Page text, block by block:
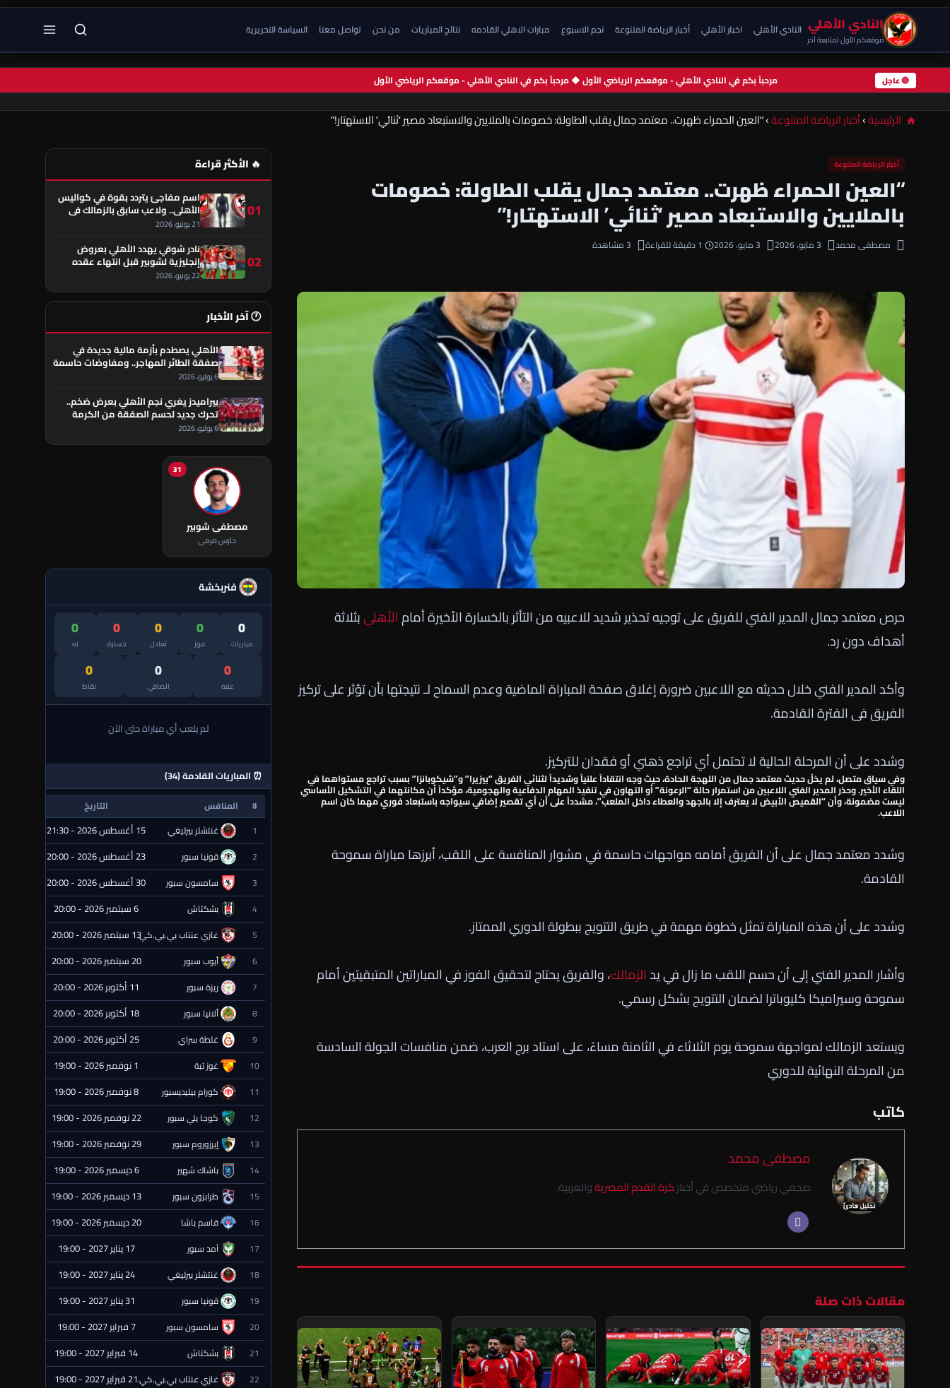
النادي الأهلي
موقعكم الأول لمتابعة آخر
النادي الأهلي اخبار الأهلي أخبار الرياضة المتنوعة نجم الاسبوع مبارات الاهلي القادمه نتائج المباريات من نحن تواصل معنا السياسة التحريرية
🔴 عاجل مرحباً بكم في النادي الأهلي - موقعكم الرياضي الأول ◆ مرحباً بكم في النادي الأهلي - موقعكم الرياضي الأول
الرئيسية›أخبار الرياضة المتنوعة›“العين الحمراء ظهرت.. معتمد جمال يقلب الطاولة: خصومات بالملايين والاستبعاد مصير ‘ثنائي’ الاستهتار!”
أخبار الرياضة المتنوعة
“العين الحمراء ظهرت.. معتمد جمال يقلب الطاولة: خصومات
بالملايين والاستبعاد مصير ‘ثنائي’ الاستهتار!”
مصطفى محمد 3 مايو، 2026 3 مايو، 2026 1 دقيقة للقراءة 3 مشاهدة
حرص معتمد جمال المدير الفني للفريق على توجيه تحذير شديد للاعبيه من التأثر بالخسارة الأخيرة أمامالأهليبثلاثة
أهداف دون رد.
وأكد المدير الفني خلال حديثه مع اللاعبين ضرورة إغلاق صفحة المباراة الماضية وعدم السماح لـ نتيجتها بأن تؤثر على تركيز
الفريق فى الفترة القادمة.
وشدد على أن المرحلة الحالية لا تحتمل أي تراجع ذهني أو فقدان للتركيز.
وفي سياق متصل، لم يخلُ حديثمعتمد جمالمن اللهجة الحادة، حيث وجه انتقاداً علنياً وشديداً لثنائي الفريق“بيزيرا”و”شيكوبانزا” بسبب تراجع مستواهما في
اللقاء الأخير. وحذر المدير الفني اللاعبين من استمرار حالة “الرعونة” أو التهاون في تنفيذ المهام الدفاعية والهجومية، مؤكداً أن مكانتهما في التشكيل الأساسي
ليست مضمونة، وأن “القميص الأبيض لا يعترف إلا بالجهد والعطاء داخل الملعب”، مشدداً على أن أي تقصير إضافي سيواجه باستبعاد فوري مهما كان اسم
اللاعب.
وشدد معتمد جمال على أن الفريق أمامه مواجهات حاسمة في مشوار المنافسة على اللقب، أبرزها مباراة سموحة
القادمة.
وشدد على أن هذه المباراة تمثل خطوة مهمة في طريق التتويج ببطولة الدوري الممتاز.
وأشار المدير الفني إلى أن حسم اللقب ما زال في يدالزمالك، والفريق يحتاج لتحقيق الفوز في المباراتين المتبقيتين أمام
سموحة وسيراميكا كليوباترا لضمان التتويج بشكل رسمي.
ويستعد الزمالك لمواجهة سموحة يوم الثلاثاء في الثامنة مساءً، على استاد برج العرب، ضمن منافسات الجولة السادسة
من المرحلة النهائية للدوري
كاتب
مصطفى محمد
صحفي رياضي متخصص في أخباركرة القدم المصريةوالعربية.
مقالات ذات صلة
🔥 الأكثر قراءة
01
اسم مفاجئ يتردد بقوة في كواليس
الأهلي.. ولاعب سابق بالزمالك في
قلب الحكاية!
21 يونيو، 2026
02
نادر شوقي يهدد الأهلي بعروض
إنجليزية لشوبير قبل انتهاء عقده
22 يونيو، 2026
🕐 آخر الأخبار
الأهلي يصطدم بأزمة مالية جديدة في
صفقة الطائر المهاجر.. ومفاوضات حاسمة
تقترب من الحسم
6 يوليو، 2026
بيراميدز يغري نجم الأهلي بعرض ضخم..
تحرك جديد لحسم الصفقة من الكرمة
العراقي
6 يوليو، 2026
31
مصطفى شوبير
حارس مرمى
فنربخشة
0
مباريات
0
فوز
0
تعادل
0
خسارة
0
له
0
عليه
0
الصافي
0
نقاط
لم يلعب أي مباراة حتى الآن
⏰ المباريات القادمة (34)
# المنافس التاريخ
1
غنتشلر بيرليغي 15 أغسطس 2026 - 21:30
2 قونيا سبور 23 أغسطس 2026 - 20:00
3 سامسون سبور 30 أغسطس 2026 - 20:00
4 بشكتاش 6 سبتمبر 2026 - 20:00
5 غازي عنتاب بي.بي.كي.13 سبتمبر 2026 - 20:00
6 أيوب سبور 20 سبتمبر 2026 - 20:00
7 ريزة سبور 11 أكتوبر 2026 - 20:00
8 ألانيا سبور 18 أكتوبر 2026 - 20:00
9 غلطة سراي 25 أكتوبر 2026 - 20:00
10 غوز تبة 1 نوفمبر 2026 - 19:00
11 كورام بيليديسبور 8 نوفمبر 2026 - 19:00
12 كوجا يلي سبور 22 نوفمبر 2026 - 19:00
13 إيرزوروم سبور 29 نوفمبر 2026 - 19:00
14 باشاك شهير 6 ديسمبر 2026 - 19:00
15 طرابزون سبور 13 ديسمبر 2026 - 19:00
16 قاسم باشا 20 ديسمبر 2026 - 19:00
17 آمد سبور 17 يناير 2027 - 19:00
18 غنتشلر بيرليغي 24 يناير 2027 - 19:00
19 قونيا سبور 31 يناير 2027 - 19:00
20 سامسون سبور 7 فبراير 2027 - 19:00
21 بشكتاش 14 فبراير 2027 - 19:00
22 غازي عنتاب بي.بي.كي.21 فبراير 2027 - 19:00